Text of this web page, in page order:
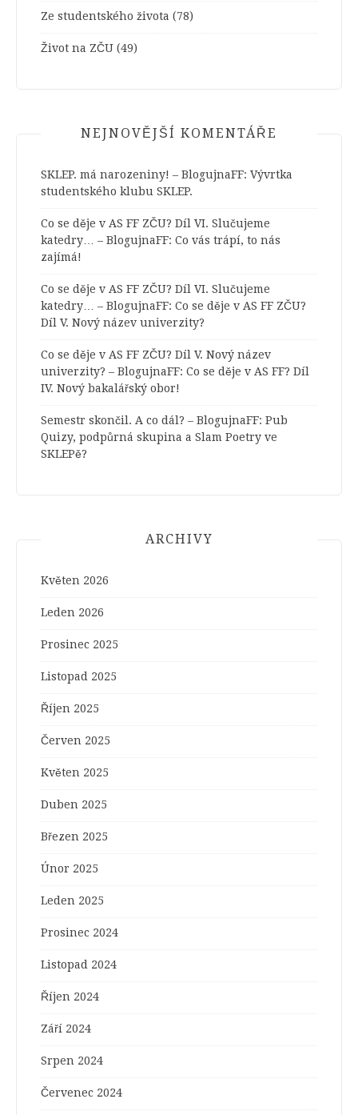
Ze studentského života (78)
Život na ZČU (49)
NEJNOVĚJŠÍ KOMENTÁŘE
SKLEP. má narozeniny! – BlogujnaFF: Vývrtka
studentského klubu SKLEP.
Co se děje v AS FF ZČU? Díl VI. Slučujeme
katedry… – BlogujnaFF: Co vás trápí, to nás
zajímá!
Co se děje v AS FF ZČU? Díl VI. Slučujeme
katedry… – BlogujnaFF: Co se děje v AS FF ZČU?
Díl V. Nový název univerzity?
Co se děje v AS FF ZČU? Díl V. Nový název
univerzity? – BlogujnaFF: Co se děje v AS FF? Díl
IV. Nový bakalářský obor!
Semestr skončil. A co dál? – BlogujnaFF: Pub
Quizy, podpůrná skupina a Slam Poetry ve
SKLEPě?
ARCHIVY
Květen 2026
Leden 2026
Prosinec 2025
Listopad 2025
Říjen 2025
Červen 2025
Květen 2025
Duben 2025
Březen 2025
Únor 2025
Leden 2025
Prosinec 2024
Listopad 2024
Říjen 2024
Září 2024
Srpen 2024
Červenec 2024